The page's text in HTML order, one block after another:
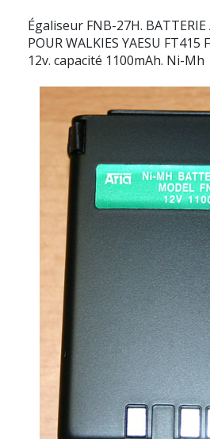
Égaliseur FNB-27H. BATTERIE
POUR WALKIES YAESU
12v. capacité 1100mAh. Ni-Mh